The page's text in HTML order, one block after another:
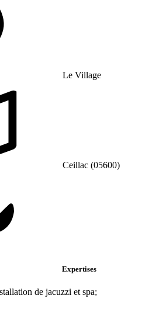
Le Village
Ceillac (05600)
Expertises
de jacuzzi et spa;